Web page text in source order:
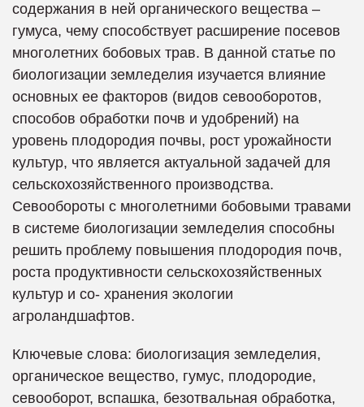
содержания в ней органического вещества –
гумуса, чему способствует расширение посевов
многолетних бобовых трав. В данной статье по
биологизации земледелия изучается влияние
основных ее факторов (видов севооборотов,
способов обработки почв и удобрений) на
уровень плодородия почвы, рост урожайности
культур, что является актуальной задачей для
сельскохозяйственного производства.
Севообороты с многолетними бобовыми травами
в системе биологизации земледелия способны
решить проблему повышения плодородия почв,
роста продуктивности сельскохозяйственных
культур и со- хранения экологии
агроландшафтов.
Ключевые слова: биологизация земледелия,
органическое вещество, гумус, плодородие,
севооборот, вспашка, безотвальная обработка,